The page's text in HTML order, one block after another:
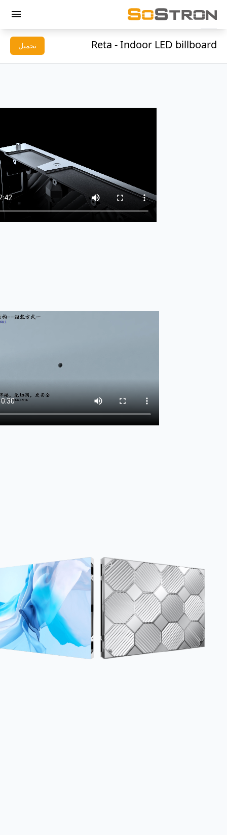
menu
Reta - Indoor LED billboard تحميل